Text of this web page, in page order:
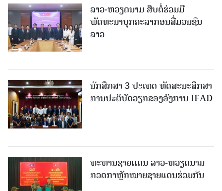
ລາວ-ຫວຽດ​ນາມ ສືບ​ຕໍ່​ຮ່ວມ​ມື
ພັດທະນາບຸກຄະລາກອນສື່ມວນຊົນ
ລາວ
ນັກສຶກສາ 3 ປະເທດ ທັດ​ສະ​ນະ​ສຶກ​ສາ
ການປະຕິບັດວຽກຂອງອົງການ IFAD
ທະຫານຊາຍເເດນ ລາວ-ຫວຽດນາມ
ກວດກາຫຼັກໝາຍຊາຍແດນຮ່ວມກັນ